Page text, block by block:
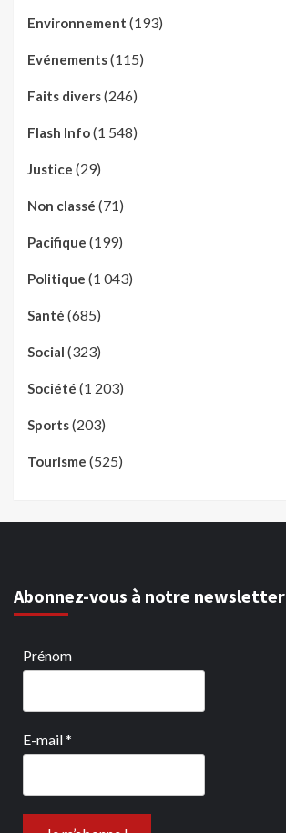
Environnement (193)
Evénements(115)
Faits divers(246)
Flash Info(1 548)
Justice (29)
Non classé (71)
Pacifique (199)
Politique (1 043)
Santé (685)
Social (323)
Société (1 203)
Sports(203)
Tourisme (525)
Abonnez-vous à notre newsletter
Prénom
E-mail*